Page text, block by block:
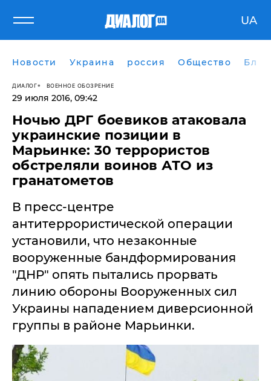
UA
Новости Украина россия Общество
ДИАЛОГ ВОЕННОЕ ОБОЗРЕНИЕ
29 июля 2016, 09:42
Ночью ДРГ боевиков атаковала
украинские позиции в
Марьинке: 30 террористов
обстреляли воинов АТО из
гранатометов
В пресс-центре
антитеррористической операции
установили, что незаконные
вооруженные бандформирования
"ДНР" опять пытались прорвать
линию обороны Вооруженных сил
Украины нападением диверсионной
группы в районе Марьинки.